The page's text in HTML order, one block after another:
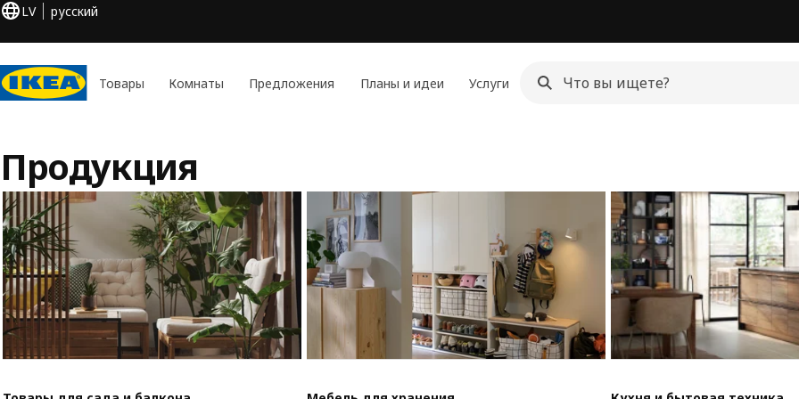
LV русский
Товары Комнаты Предложения Планы и идеи Услуги
Продукция